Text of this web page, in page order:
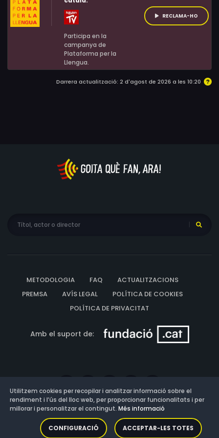
Participa en la
campanya de
Plataforma per la
Llengua.
RECLAMA-HO
Darrera actualització: 2 d'agost de 2026 a les 10:20
METODOLOGIA FAQ
ACTUALITZACIONS
PREMSA
AVÍS LEGAL
POLÍTICA DE COOKIES
POLÍTICA DE PRIVACITAT
Amb el suport de:
Versió: 3.13.0.202607011342
Utilitzem cookies per recopilar i analitzar informació sobre el
rendiment i l’ús del lloc web, per proporcionar funcionalitats i per
millorar i personalitzar el contingut. Més informació
CONFIGURACIÓ ACCEPTAR-LES TOTES